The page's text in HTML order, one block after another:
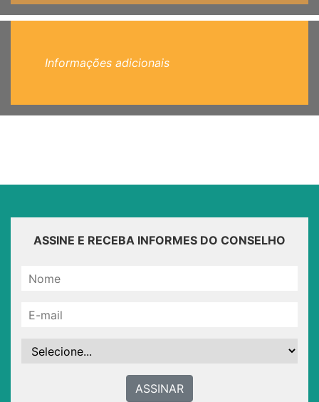
Informações adicionais
ASSINE E RECEBA INFORMES DO CONSELHO
ASSINAR